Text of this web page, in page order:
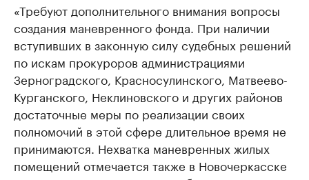
«Требуют дополнительного внимания вопросы
создания маневренного фонда. При наличии
вступивших в законную силу судебных решений
по искам прокуроров администрациями
Зерноградского, Красносулинского, Матвеево-
Курганского, Неклиновского и других районов
достаточные меры по реализации своих
полномочий в этой сфере длительное время не
принимаются. Нехватка маневренных жилых
помещений отмечается также в Новочеркасске